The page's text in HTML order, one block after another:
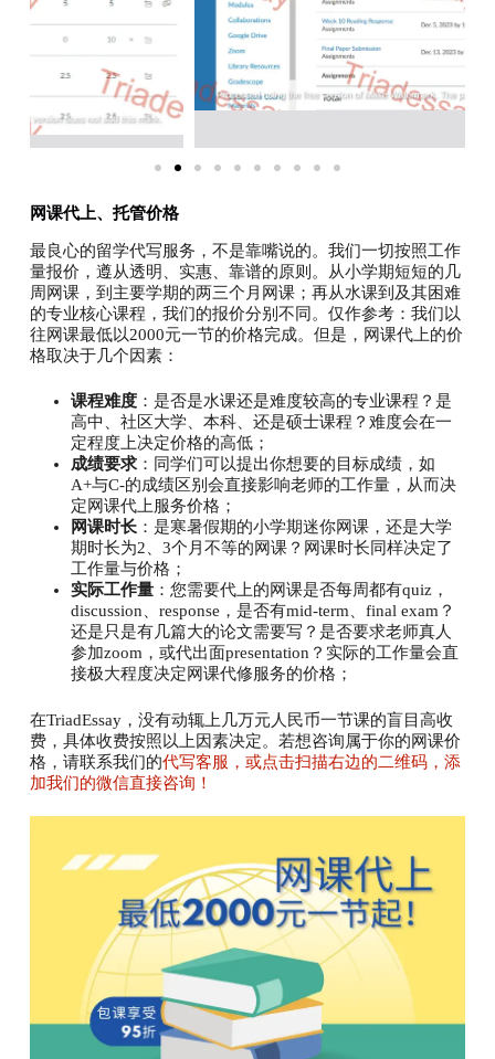
网课代上、托管价格
最良心的留学代写服务，不是靠嘴说的。我们一切按照工作
量报价，遵从透明、实惠、靠谱的原则。从小学期短短的几
周网课，到主要学期的两三个月网课；再从水课到及其困难
的专业核心课程，我们的报价分别不同。仅作参考：我们以
往网课最低以2000元一节的价格完成。但是，网课代上的价
格取决于几个因素：
课程难度 ：是否是水课还是难度较高的专业课程？是
高中、社区大学、本科、还是硕士课程？难度会在一
定程度上决定价格的高低；
成绩要求 ：同学们可以提出你想要的目标成绩，如
A+与C-的成绩区别会直接影响老师的工作量，从而决
定网课代上服务价格；
网课时长 ：是寒暑假期的小学期迷你网课，还是大学
期时长为2、3个月不等的网课？网课时长同样决定了
工作量与价格；
实际工作量 ：您需要代上的网课是否每周都有quiz，
discussion、response，是否有mid-term、final exam？
还是只是有几篇大的论文需要写？是否要求老师真人
参加zoom，或代出面presentation？实际的工作量会直
接极大程度决定网课代修服务的价格；
在TriadEssay，没有动辄上几万元人民币一节课的盲目高收
费，具体收费按照以上因素决定。若想咨询属于你的网课价
格，请联系我们的代写客服，或点击扫描右边的二维码，添
加我们的微信直接咨询！